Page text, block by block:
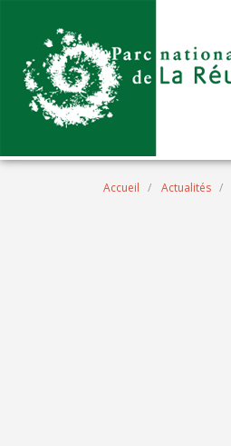
Fil d'Ariane
Accueil Actualités